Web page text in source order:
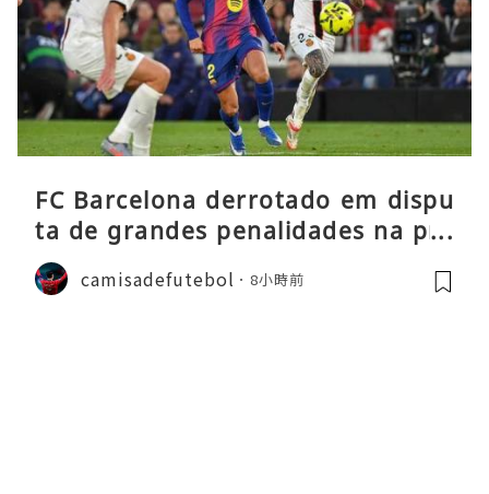
FC Barcelona derrotado em dispu
ta de grandes penalidades na pré
-época
camisadefutebol 8小時前